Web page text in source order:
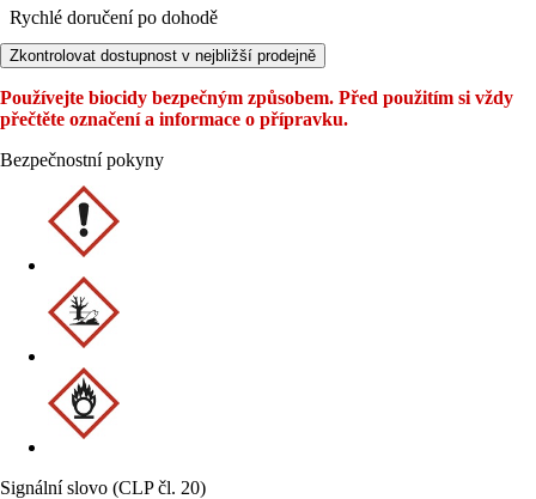
Rychlé doručení po dohodě
Zkontrolovat dostupnost v nejbližší prodejně
Používejte biocidy bezpečným způsobem. Před použitím si vždy
přečtěte označení a informace o přípravku.
Bezpečnostní pokyny
Signální slovo (CLP čl. 20)